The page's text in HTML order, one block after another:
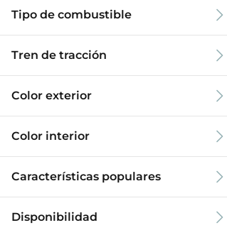
Tipo de combustible
Tren de tracción
Color exterior
Color interior
Características populares
Disponibilidad